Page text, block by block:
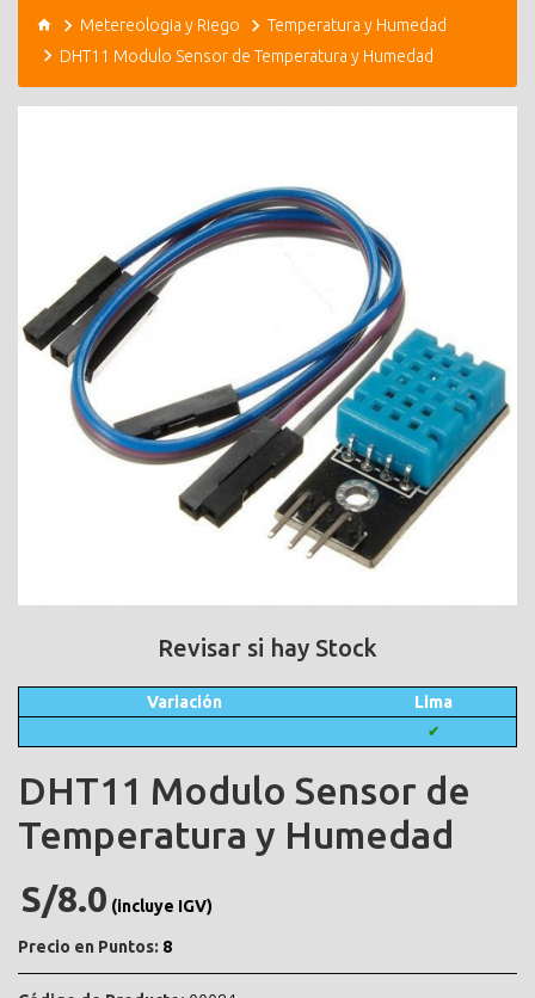
Metereologia y Riego
Temperatura y Humedad
DHT11 Modulo Sensor de Temperatura y Humedad
Revisar si hay Stock
Variación Lima
✔
DHT11 Modulo Sensor de
Temperatura y Humedad
S/8.0 (incluye IGV)
Precio en Puntos: 8